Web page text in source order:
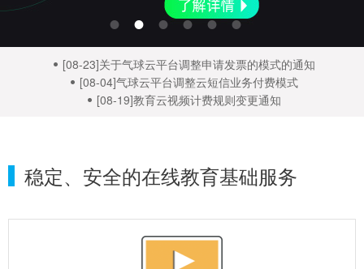
• • • • • •
[08-23]关于气球云平台调整申请发票的模式的通知
[08-04]气球云平台调整云短信业务付费模式
[08-19]教育云视频计费规则变更通知
稳定、安全的在线教育基础服务